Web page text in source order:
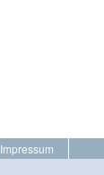
Impressum